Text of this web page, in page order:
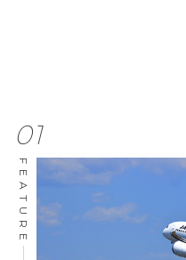
01
FEATURE